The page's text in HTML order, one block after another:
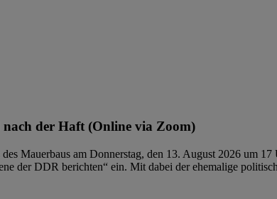
der Haft (Online via Zoom)
Mauerbaus am Donnerstag, den 13. August 2026 um
der DDR berichten“ ein. Mit dabei der ehemalige